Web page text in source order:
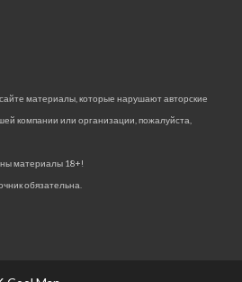
материалы, которые нарушают авторские
компании или организации, пожалуйста,
материалы 18+!
обязательна.